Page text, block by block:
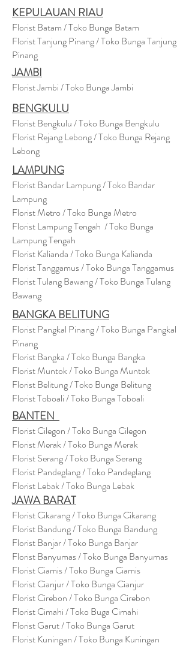
KEPULAUAN RIAU
Florist Batam / Toko Bunga Batam
Florist Tanjung Pinang / Toko Bunga Tanjung
Pinang
JAMBI
Florist Jambi / Toko Bunga Jambi
BENGKULU
Florist Bengkulu / Toko Bunga Bengkulu
Florist Rejang Lebong / Toko Bunga Rejang
Lebong
LAMPUNG
Florist Bandar Lampung / Toko Bandar
Lampung
Florist Metro / Toko Bunga Metro
Florist Lampung Tengah / Toko Bunga
Lampung Tengah
Florist Kalianda / Toko Bunga Kalianda
Florist Tanggamus / Toko Bunga Tanggamus
Florist Tulang Bawang / Toko Bunga Tulang
Bawang
BANGKA BELITUNG
Florist Pangkal Pinang / Toko Bunga Pangkal
Pinang
Florist Bangka / Toko Bunga Bangka
Florist Muntok / Toko Bunga Muntok
Florist Belitung / Toko Bunga Belitung
Florist Toboali / Toko Bunga Toboali
BANTEN
Florist Cilegon / Toko Bunga Cilegon
Florist Merak / Toko Bunga Merak
Florist Serang / Toko Bunga Serang
Florist Pandeglang / Toko Pandeglang
Florist Lebak / Toko Bunga Lebak
JAWA BARAT
Florist Cikarang/ Toko Bunga Cikarang
Florist Bandung / Toko Bunga Bandung
Florist Banjar / Toko Bunga Banjar
Florist Banyumas / Toko Bunga Banyumas
Florist Ciamis / Toko Bunga Ciamis
Florist Cianjur / Toko Bunga Cianjur
Florist Cirebon / Toko Bunga Cirebon
Florist Cimahi / Toko Buga Cimahi
Florist Garut / Toko Bunga Garut
Florist Kuningan / Toko Bunga Kuningan